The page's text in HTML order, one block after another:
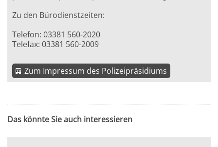
Zu den Bürodienstzeiten:
Telefon: 03381 560-2020
Telefax: 03381 560-2009
Zum Impressum des Polizeipräsidiums
Das könnte Sie auch interessieren